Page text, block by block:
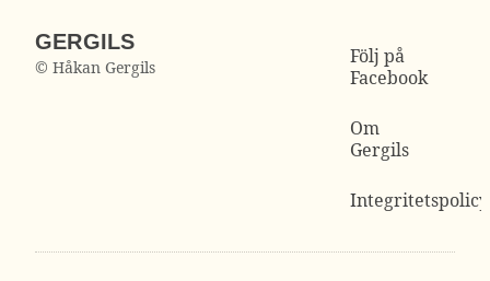
GERGILS
© Håkan Gergils
Följ på
Facebook
Om
Gergils
Integritetspolicy